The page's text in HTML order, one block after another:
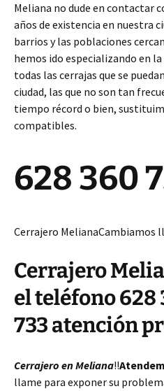
Meliana no dude en contactar
años de existencia en nuestra
barrios y las poblaciones
hemos ido especializando en
todas las cerrajas que se
ciudad, las que no son tan
tiempo récord o bien,
compatibles.
628 360
Cerrajero MelianaCambiamos
Cerrajero
el teléfono 628
733 atención
Cerrajero en Meliana!!
llame para exponer su